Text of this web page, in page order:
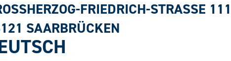
FRIEDRICH-STRASSE 111 | 66
SAARBRÜCKEN